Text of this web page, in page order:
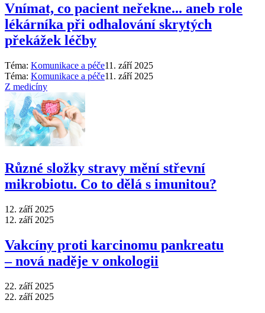
Vnímat, co pacient neřekne... aneb role
lékárníka při odhalování skrytých
překážek léčby
Téma: Komunikace a péče11. září 2025
Téma: Komunikace a péče11. září 2025
Z medicíny
Různé složky stravy mění střevní
mikrobiotu. Co to dělá s imunitou?
12. září 2025
12. září 2025
Vakcíny proti karcinomu pankreatu
–⁠ nová naděje v onkologii
22. září 2025
22. září 2025